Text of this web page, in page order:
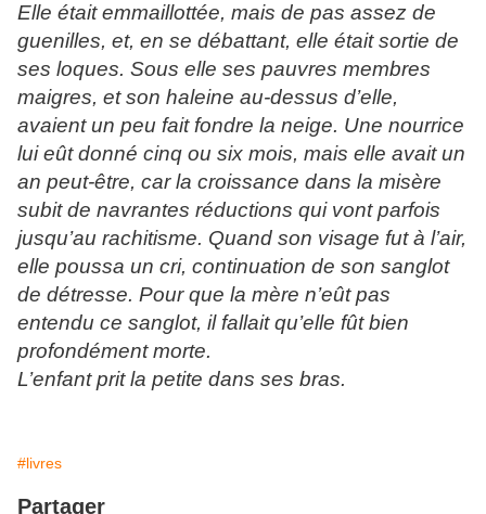
Elle était emmaillottée, mais de pas assez de
guenilles, et, en se débattant, elle était sortie de
ses loques. Sous elle ses pauvres membres
maigres, et son haleine au-dessus d’elle,
avaient un peu fait fondre la neige. Une nourrice
lui eût donné cinq ou six mois, mais elle avait un
an peut-être, car la croissance dans la misère
subit de navrantes réductions qui vont parfois
jusqu’au rachitisme. Quand son visage fut à l’air,
elle poussa un cri, continuation de son sanglot
de détresse. Pour que la mère n’eût pas
entendu ce sanglot, il fallait qu’elle fût bien
profondément morte.
L’enfant prit la petite dans ses bras.
#livres
Partager